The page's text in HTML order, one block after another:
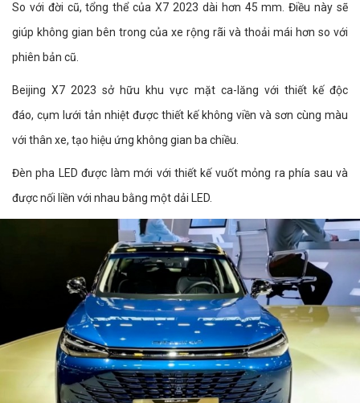
So với đời cũ, tổng thể của X7 2023 dài hơn 45 mm. Điều này sẽ
giúp không gian bên trong của xe rộng rãi và thoải mái hơn so với
phiên bản cũ.
Beijing X7 2023 sở hữu khu vực mặt ca-lăng với thiết kế độc
đáo, cụm lưới tản nhiệt được thiết kế không viền và sơn cùng màu
với thân xe, tạo hiệu ứng không gian ba chiều.
Đèn pha LED được làm mới với thiết kế vuốt mỏng ra phía sau và
được nối liền với nhau bằng một dải LED.